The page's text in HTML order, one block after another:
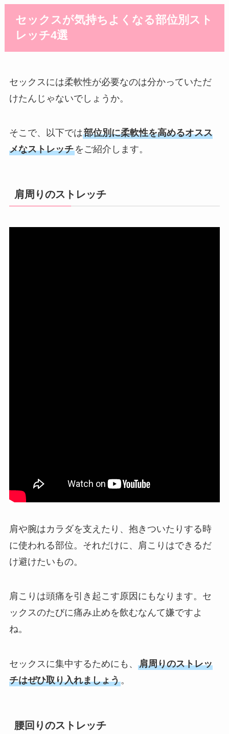
セックスが気持ちよくなる部位別スト
レッチ4選
セックスには柔軟性が必要なのは分かっていただ
けたんじゃないでしょうか。
そこで、以下では部位別に柔軟性を高めるオスス
メなストレッチをご紹介します。
肩周りのストレッチ
肩や腕はカラダを支えたり、抱きついたりする時
に使われる部位。それだけに、肩こりはできるだ
け避けたいもの。
肩こりは頭痛を引き起こす原因にもなります。セ
ックスのたびに痛み止めを飲むなんて嫌ですよ
ね。
セックスに集中するためにも、 肩周りのストレッ
チはぜひ取り入れましょう。
腰回りのストレッチ